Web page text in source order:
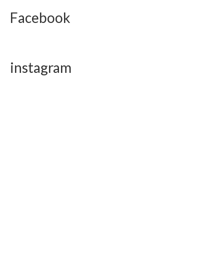
Facebook
instagram